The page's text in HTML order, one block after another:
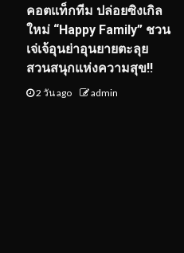
คอตแท็กทีม ปล่อยซิงเกิล
ใหม่ “Happy Family” ชวน
เจ่เจ้อุนย่าอุนยายตะลุย
สวนสนุกแห่งความสุข!!
2 วัน ago admin